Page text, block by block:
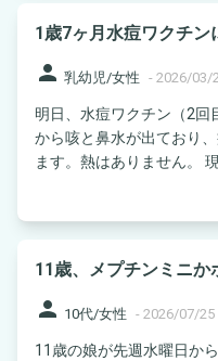
1歳7ヶ月水痘ワクチン
person 乳幼児/女性 - 2026/03/
明日、水痘ワクチン（2回
から咳と鼻水が出ており
ます
11歳、メプチンミニか
person 10代/女性 - 2026/07/25
11歳の娘が先週水曜日か